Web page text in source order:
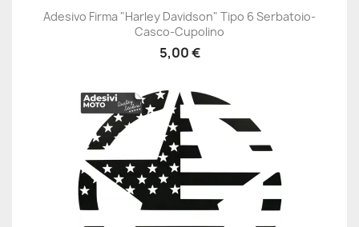
Adesivo Firma "Harley Davidson" Tipo 6 Serbatoio-
Casco-Cupolino
5,00 €